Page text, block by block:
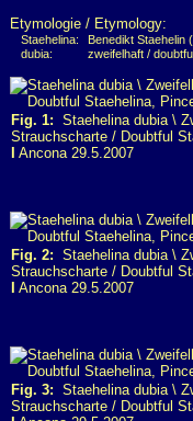
Etymologie / Etymology:
Staehelina:
Benedikt Staehelin
dubia:
zweifelhaft /
Fig. 1: Staehelina dubia \
Strauchscharte / Doubtful
Ancona 29.5.2007
Fig. 2: Staehelina dubia \
Strauchscharte / Doubtful
Ancona 29.5.2007
Fig. 3: Staehelina dubia \
Strauchscharte / Doubtful